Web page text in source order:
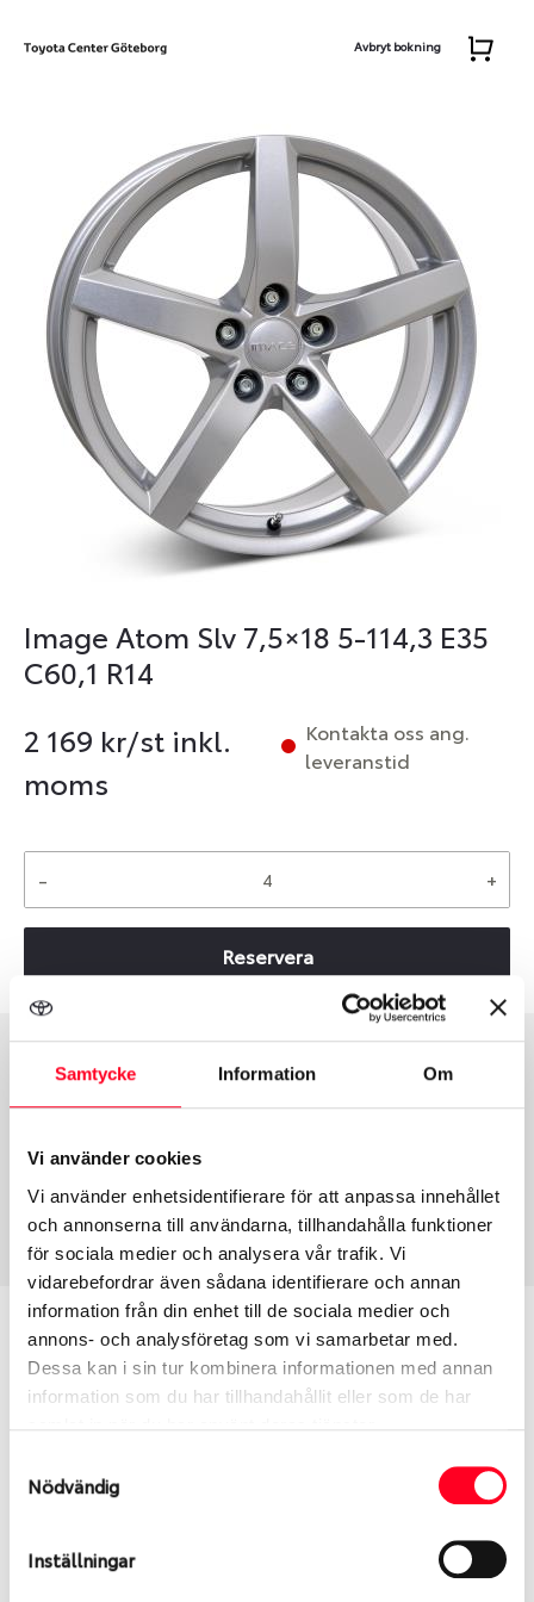
Samtycke Information Om
Vi använder cookies
Vi använder enhetsidentifierare för att anpassa innehållet
och annonserna till användarna, tillhandahålla funktioner
för sociala medier och analysera vår trafik. Vi
vidarebefordrar även sådana identifierare och annan
information från din enhet till de sociala medier och
annons- och analysföretag som vi samarbetar med.
Dessa kan i sin tur kombinera informationen med annan
information som du har tillhandahållit eller som de har
Nödvändig
Inställningar
Avbryt bokning
Image Atom Slv 7,5×18 5-114,3 E35
C60,1 R14
2 169 kr/st inkl.
moms
Kontakta oss ang.
leveranstid
- +
Reservera
Group
Fälg PV/C LM
Tum
18
35
Centre Diameter
114.3
Art nummer
13915
Passar denna fälg min bil?
Ange registreringsnummer för att se om den fälg
Ibland kan fälgen ha bytts ut under årens lopp och
inte vara samma dimension som bilen hade ut från